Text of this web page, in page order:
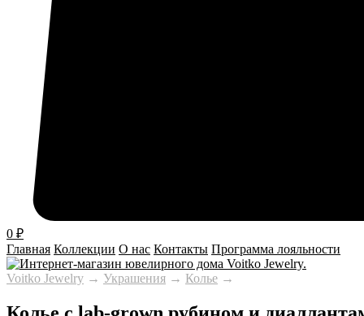
0 ₽
Главная Коллекции О нас Контакты Программа лояльности
Voitko Jewelry → Украшения → Колье →